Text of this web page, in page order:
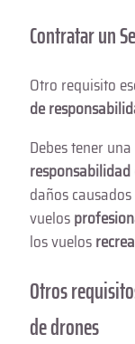
Contratar un
Otro requisito
de
Debes tener
daños
vuelos
los vuelos
Otros
de drones